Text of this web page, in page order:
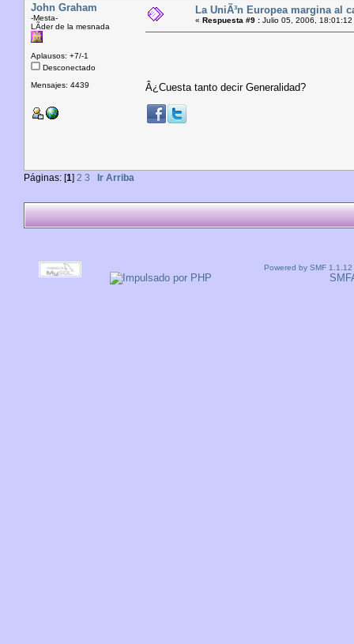
John Graham
-Mesta-
LÃ­der de la mesnada
Aplausos: +7/-1
Desconectado
Mensajes: 4439
La UniÃ³n Europea margina al
« Respuesta #9 : Julio 05, 2006, 18:01:12
Â¿Cuesta tanto decir Generalidad?
Páginas: [1] 2 3 Ir Arriba
Powered by SMF 1.1.12